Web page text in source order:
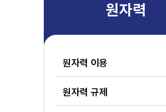
원자력
원자력 이용
원자력 규제